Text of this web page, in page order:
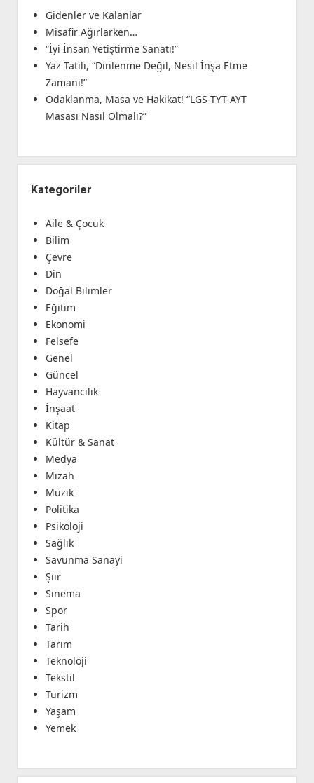
Gidenler ve Kalanlar
Misafir Ağırlarken…
“İyi İnsan Yetiştirme Sanatı!”
Yaz Tatili, “Dinlenme Değil, Nesil İnşa Etme
Zamanı!”
Odaklanma, Masa ve Hakikat! “LGS-TYT-AYT
Masası Nasıl Olmalı?”
Kategoriler
Aile & Çocuk
Bilim
Çevre
Din
Doğal Bilimler
Eğitim
Ekonomi
Felsefe
Genel
Güncel
Hayvancılık
İnşaat
Kitap
Kültür & Sanat
Medya
Mizah
Müzik
Politika
Psikoloji
Sağlık
Savunma Sanayi
Şiir
Sinema
Spor
Tarih
Tarım
Teknoloji
Tekstil
Turizm
Yaşam
Yemek